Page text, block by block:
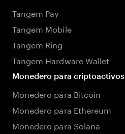
Tangem Pay
Tangem Mobile
Tangem Ring
Tangem Hardware Wallet
Monedero para criptoactivos
Monedero para Bitcoin
Monedero para Ethereum
Monedero para Solana